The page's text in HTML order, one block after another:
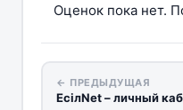
Оценок пока нет.
← ПРЕДЫДУЩАЯ
ЕсiлNet – личный